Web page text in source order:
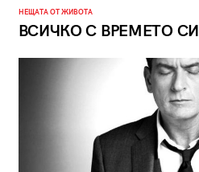
НЕЩАТА ОТ ЖИВОТА
ВСИЧКО С ВРЕМЕТО СИ